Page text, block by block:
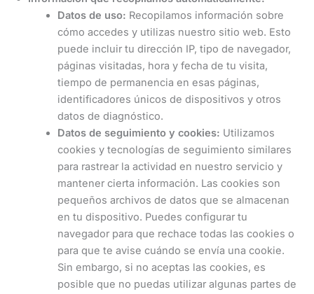
Datos de uso: Recopilamos información sobre
cómo accedes y utilizas nuestro sitio web. Esto
puede incluir tu dirección IP, tipo de navegador,
páginas visitadas, hora y fecha de tu visita,
tiempo de permanencia en esas páginas,
identificadores únicos de dispositivos y otros
datos de diagnóstico.
Datos de seguimiento y cookies: Utilizamos
cookies y tecnologías de seguimiento similares
para rastrear la actividad en nuestro servicio y
mantener cierta información. Las cookies son
pequeños archivos de datos que se almacenan
en tu dispositivo. Puedes configurar tu
navegador para que rechace todas las cookies o
para que te avise cuándo se envía una cookie.
Sin embargo, si no aceptas las cookies, es
posible que no puedas utilizar algunas partes de